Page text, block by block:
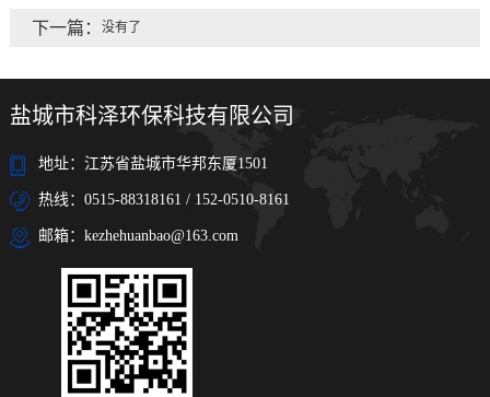
下一篇： 没有了
盐城市科泽环保科技有限公司
地址：江苏省盐城市华邦东厦1501
热线：0515-88318161 / 152-0510-8161
邮箱：kezhehuanbao@163.com